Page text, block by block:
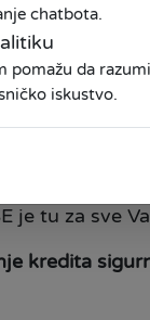
kreditne
ili bilo kojim
je tu za sve
kredita
chatbota.
pomažu da
iskustvo.